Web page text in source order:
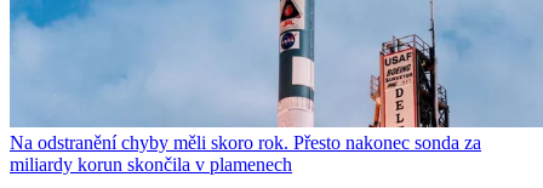
Na odstranění chyby měli skoro rok. Přesto nakonec sonda za
miliardy korun skončila v plamenech